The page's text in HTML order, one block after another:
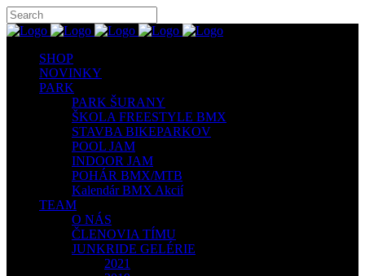
SHOP
NOVINKY
PARK
PARK ŠURANY
ŠKOLA FREESTYLE BMX
STAVBA BIKEPARKOV
POOL JAM
INDOOR JAM
POHÁR BMX/MTB
Kalendár BMX Akcií
TEAM
O NÁS
ČLENOVIA TÍMU
JUNKRIDE GELÉRIE
2021